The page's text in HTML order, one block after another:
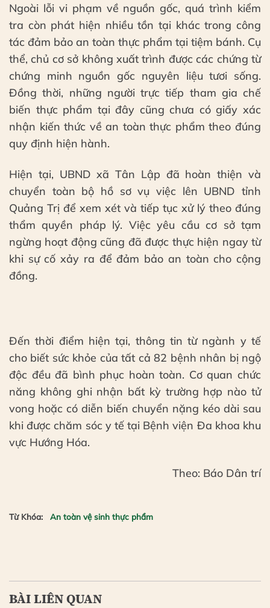
Ngoài lỗi vi phạm về nguồn gốc, quá trình kiểm
tra còn phát hiện nhiều tồn tại khác trong công
tác đảm bảo an toàn thực phẩm tại tiệm bánh. Cụ
thể, chủ cơ sở không xuất trình được các chứng từ
chứng minh nguồn gốc nguyên liệu tươi sống.
Đồng thời, những người trực tiếp tham gia chế
biến thực phẩm tại đây cũng chưa có giấy xác
nhận kiến thức về an toàn thực phẩm theo đúng
quy định hiện hành.
Hiện tại, UBND xã Tân Lập đã hoàn thiện và
chuyển toàn bộ hồ sơ vụ việc lên UBND tỉnh
Quảng Trị để xem xét và tiếp tục xử lý theo đúng
thẩm quyền pháp lý. Việc yêu cầu cơ sở tạm
ngừng hoạt động cũng đã được thực hiện ngay từ
khi sự cố xảy ra để đảm bảo an toàn cho cộng
đồng.
Đến thời điểm hiện tại, thông tin từ ngành y tế
cho biết sức khỏe của tất cả 82 bệnh nhân bị ngộ
độc đều đã bình phục hoàn toàn. Cơ quan chức
năng không ghi nhận bất kỳ trường hợp nào tử
vong hoặc có diễn biến chuyển nặng kéo dài sau
khi được chăm sóc y tế tại Bệnh viện Đa khoa khu
vực Hướng Hóa.
Theo: Báo Dân trí
Từ Khóa: An toàn vệ sinh thực phẩm
BÀI LIÊN QUAN